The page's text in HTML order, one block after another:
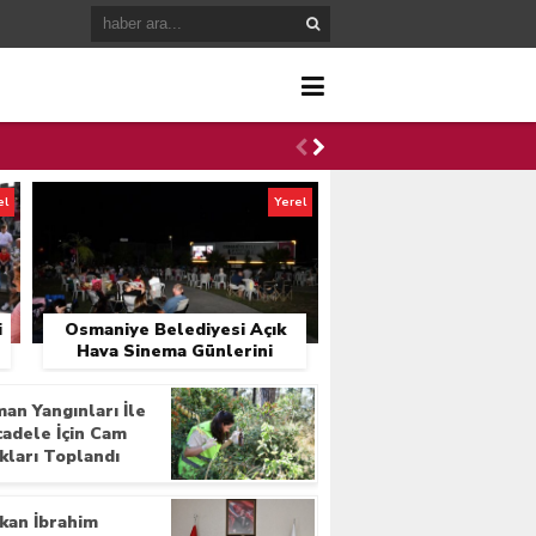
Osmaniye Belediyesi Açık
Hava Sinema Günlerini
Yerel
Yangınları İle
İçin Cam
Toplandı
İbrahim